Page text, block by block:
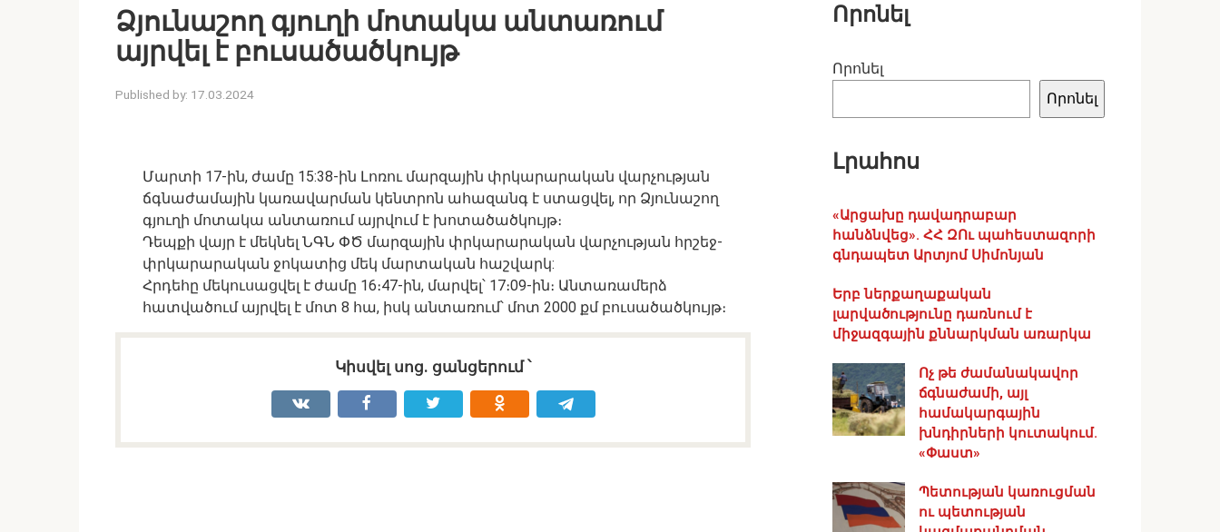
Ձյունաշող գյուղի մոտակա անտառում
այրվել է բուսածածկույթ
Published by: 17.03.2024
Մարտի 17-ին, ժամը 15:38-ին Լոռու մարզային փրկարարական վարչության
ճգնաժամային կառավարման կենտրոն ահազանգ է ստացվել, որ Ձյունաշող
գյուղի մոտակա անտառում այրվում է խոտածածկույթ։
Դեպքի վայր է մեկնել ՆԳՆ ՓԾ մարզային փրկարարական վարչության հրշեջ-
փրկարարական ջոկատից մեկ մարտական հաշվարկ:
Հրդեհը մեկուսացվել է ժամը 16։47-ին, մարվել՝ 17։09-ին։ Անտառամերձ
հատվածում այրվել է մոտ 8 հա, իսկ անտառում՝ մոտ 2000 քմ բուսածածկույթ։
Կիսվել սոց․ ցանցերում ՝
Որոնել
Որոնել
Որոնել
Լրահոս
«Արցախը դավադրաբար
հանձնվեց». ՀՀ ԶՈւ պահեստազորի
գնդապետ Արտյոմ Սիմոնյան
Երբ ներքաղաքական
լարվածությունը դառնում է
միջազգային քննարկման առարկա
Ոչ թե ժամանակավոր
ճգնաժամի, այլ
համակարգային
խնդիրների կուտակում.
«Փաստ»
Պետության կառուցման
ու պետության